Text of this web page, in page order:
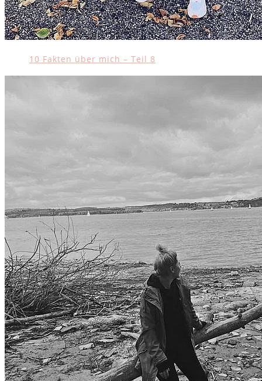
10 Fakten über mich – Teil 8